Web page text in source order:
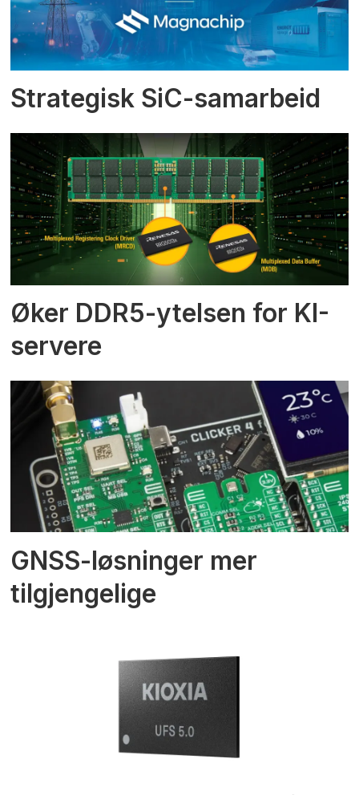
Strategisk SiC-samarbeid
Øker DDR5-ytelsen for KI-
servere
GNSS-løsninger mer
tilgjengelige